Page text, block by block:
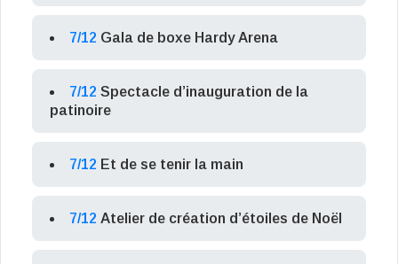
7/12 Gala de boxe Hardy Arena
7/12 Spectacle d’inauguration de la
patinoire
7/12 Et de se tenir la main
7/12 Atelier de création d’étoiles de Noël